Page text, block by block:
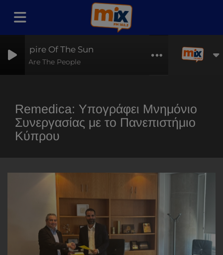
Empire Of The Sun
We Are The People
Remedica: Υπογράφει Μνημόνιο
Συνεργασίας με το Πανεπιστήμιο
Κύπρου